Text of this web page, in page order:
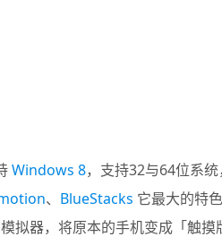
Windows 8，支持32与64位系
、 BlueStacks 它最大的特
拟器，将原本的手机变成「触摸